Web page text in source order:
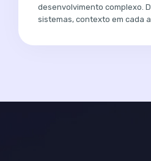
desenvolvimento complexo.
sistemas, contexto em cada